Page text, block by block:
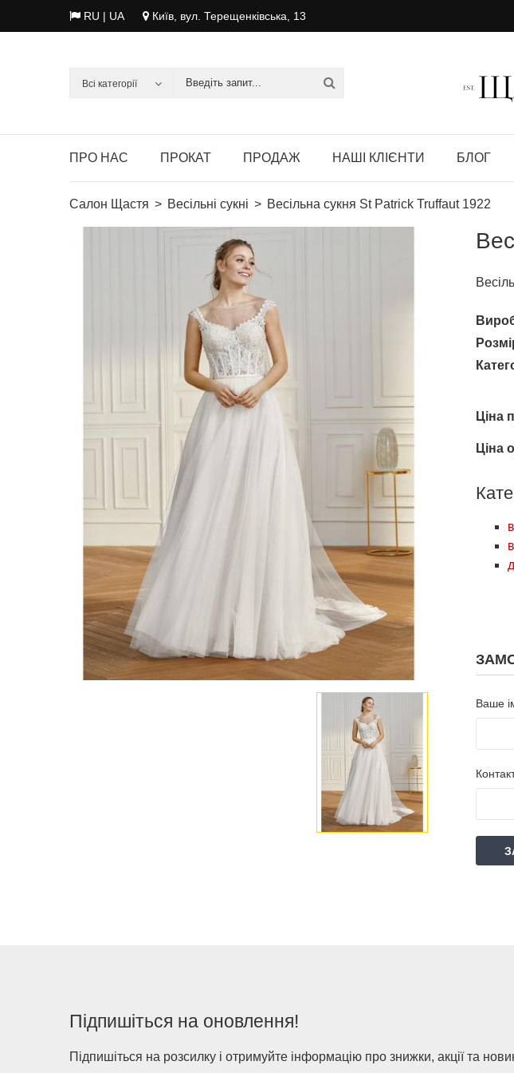
RU | UA Київ, вул. Терещенківська, 13
Всі категорії
ПРО НАС ПРОКАТ ПРОДАЖ НАШІ КЛІЄНТИ БЛОГ
Салон Щастя Весільні сукні Весільна сукня St Patrick Truffaut 1922
Ціна
Ціна
Ваше
Підпишіться на оновлення!
Підпишіться на розсилку і отримуйте інформацію про знижки, акції та